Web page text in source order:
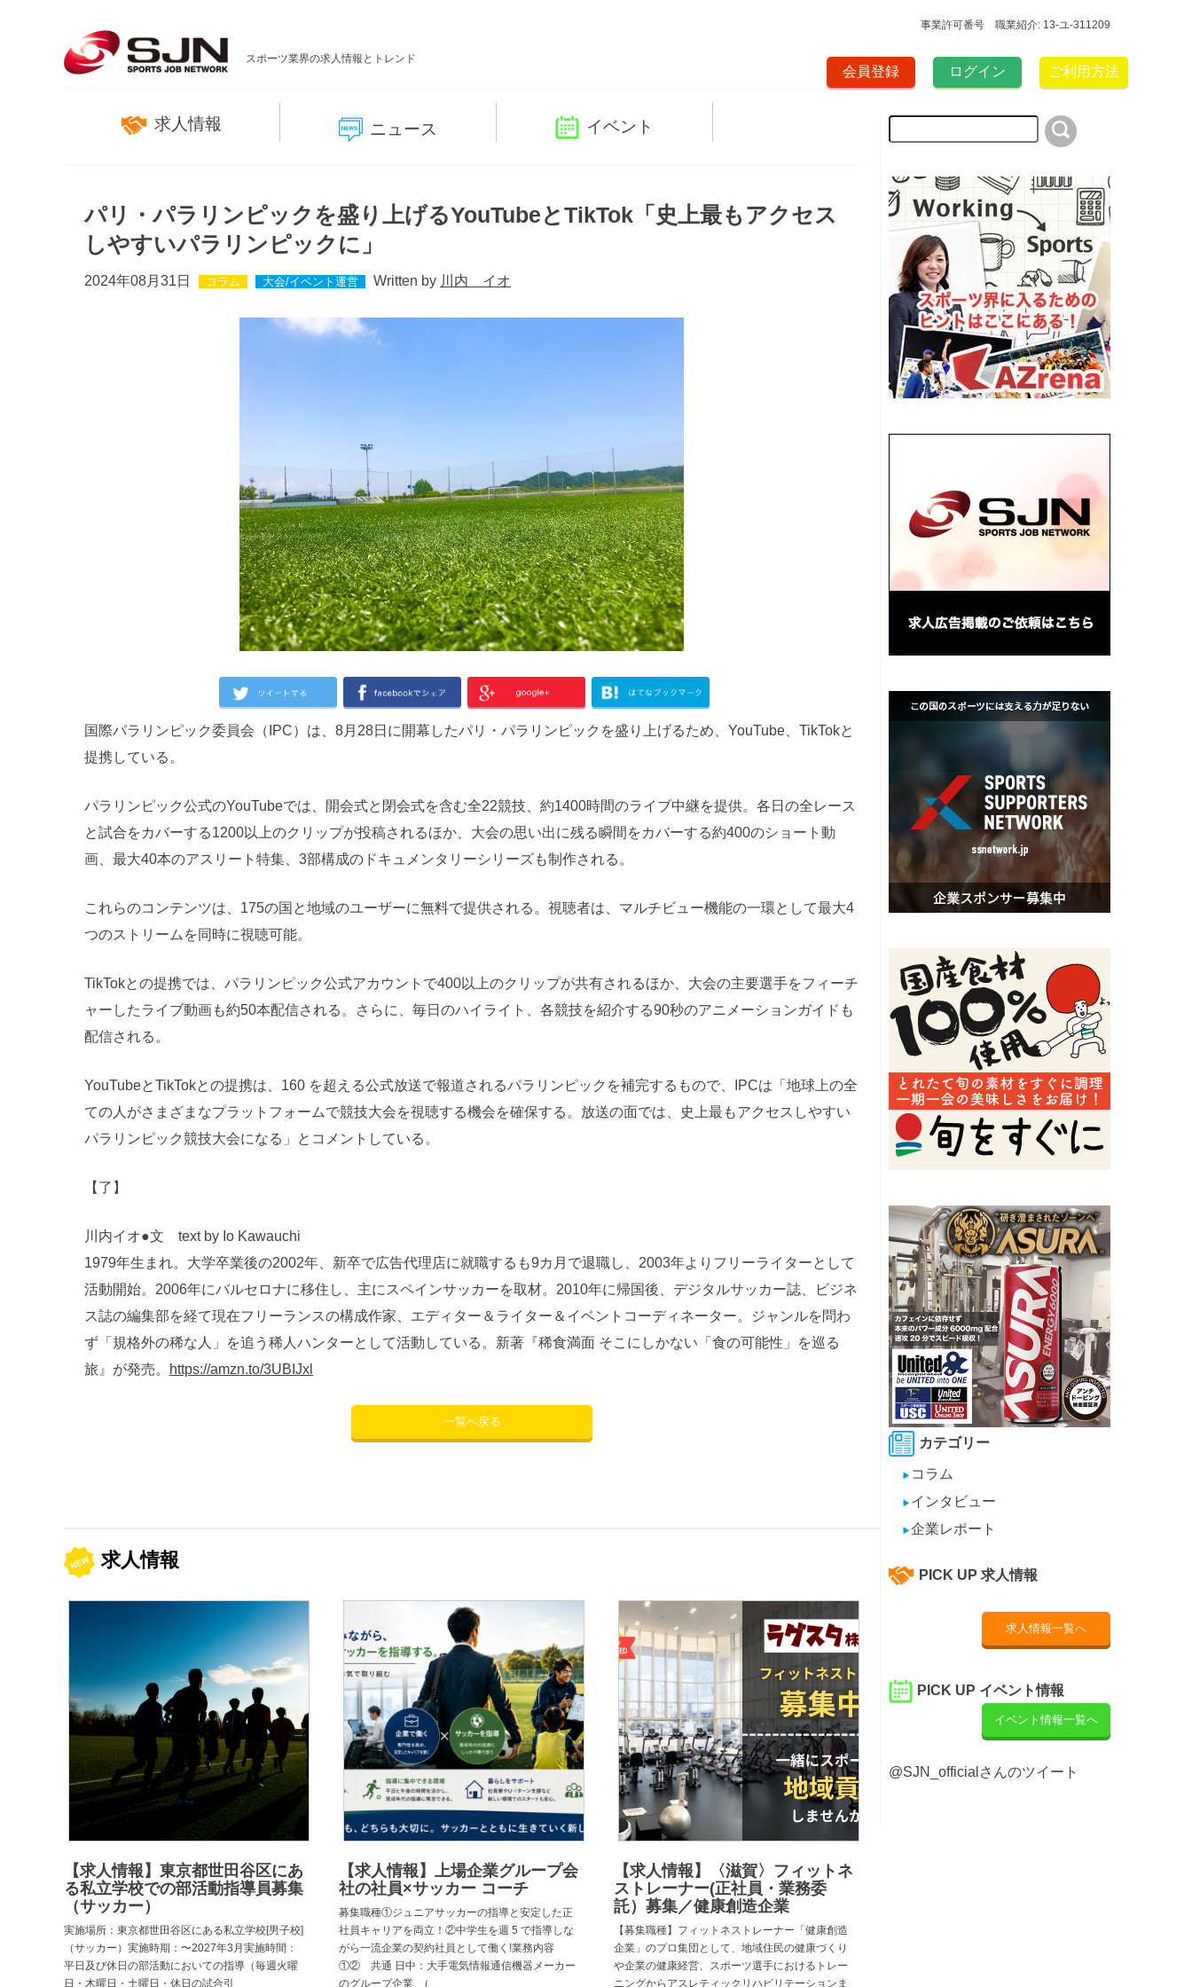
事業許可番号 職業紹介: 13-ユ-311209
スポーツ業界の求人情報とトレンド
会員登録 ログイン ご利用方法
求人情報 ニュース イベント
パリ・パラリンピックを盛り上げるYouTubeとTikTok「史上最もアクセス
しやすいパラリンピックに」
2024年08月31日 コラム 大会/イベント運営 Written by 川内 イオ
国際パラリンピック委員会（IPC）は、8月28日に開幕したパリ・パラリンピックを盛り上げるため、YouTube、TikTokと
提携している。
パラリンピック公式のYouTubeでは、開会式と閉会式を含む全22競技、約1400時間のライブ中継を提供。各日の全レース
と試合をカバーする1200以上のクリップが投稿されるほか、大会の思い出に残る瞬間をカバーする約400のショート動
画、最大40本のアスリート特集、3部構成のドキュメンタリーシリーズも制作される。
これらのコンテンツは、175の国と地域のユーザーに無料で提供される。視聴者は、マルチビュー機能の一環として最大4
つのストリームを同時に視聴可能。
TikTokとの提携では、パラリンピック公式アカウントで400以上のクリップが共有されるほか、大会の主要選手をフィーチ
ャーしたライブ動画も約50本配信される。さらに、毎日のハイライト、各競技を紹介する90秒のアニメーションガイドも
配信される。
YouTubeとTikTokとの提携は、160 を超える公式放送で報道されるパラリンピックを補完するもので、IPCは「地球上の全
ての人がさまざまなプラットフォームで競技大会を視聴する機会を確保する。放送の面では、史上最もアクセスしやすい
パラリンピック競技大会になる」とコメントしている。
【了】
川内イオ●文 text by Io Kawauchi
1979年生まれ。大学卒業後の2002年、新卒で広告代理店に就職するも9カ月で退職し、2003年よりフリーライターとして
活動開始。2006年にバルセロナに移住し、主にスペインサッカーを取材。2010年に帰国後、デジタルサッカー誌、ビジネ
ス誌の編集部を経て現在フリーランスの構成作家、エディター＆ライター＆イベントコーディネーター。ジャンルを問わ
ず「規格外の稀な人」を追う稀人ハンターとして活動している。新著『稀食満面 そこにしかない「食の可能性」を巡る
旅』が発売。
https://amzn.to/3UBIJxl
一覧へ戻る
求人情報
【求人情報】東京都世田谷区にあ
る私立学校での部活動指導員募集
（サッカー）
実施場所：東京都世田谷区にある私立学校[男子校]
（サッカー）実施時期：〜2027年3月実施時間：
平日及び休日の部活動においての指導（毎週火曜
日・木曜日・土曜日・休日の試合引
【求人情報】上場企業グループ会
社の社員×サッカー コーチ
募集職種①ジュニアサッカーの指導と安定した正
社員キャリアを両立！②中学生を週 5 で指導しな
がら一流企業の契約社員として働く!業務内容
①② 共通 日中：大手電気情報通信機器メーカー
のグループ企業 （
【求人情報】〈滋賀〉フィットネ
ストレーナー(正社員・業務委
託）募集／健康創造企業
【募集職種】フィットネストレーナー「健康創造
企業」のプロ集団として、地域住民の健康づくり
や企業の健康経営、スポーツ選手におけるトレー
ニングからアスレティックリハビリテーションま
カテゴリー
▶ コラム
▶ インタビュー
▶企業レポート
PICK UP 求人情報
求人情報一覧へ
PICK UP イベント情報
イベント情報一覧へ
@SJN_officialさんのツイート